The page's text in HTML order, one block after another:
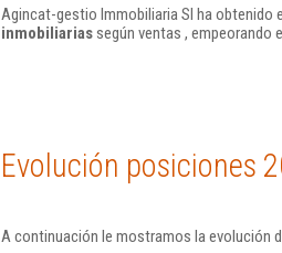
Agincat-gestio Immobiliaria Sl ha obtenido
inmobiliariassegún ventas , empeorando
Evolución posiciones
A continuación le mostramos la evolución